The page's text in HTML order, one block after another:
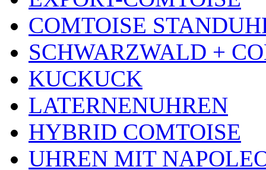
COMTOISE
SCHWARZWALD +
KUCKUCK
LATERNENUHREN
HYBRID COMTOISE
UHREN MIT